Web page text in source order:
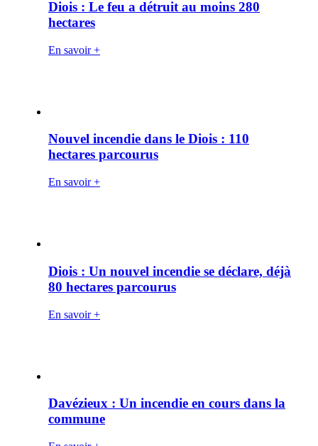
Diois : Le feu a détruit au moins 280
hectares
En savoir +
Nouvel incendie dans le Diois : 110
hectares parcourus
En savoir +
Diois : Un nouvel incendie se déclare, déjà
80 hectares parcourus
En savoir +
Davézieux : Un incendie en cours dans la
commune